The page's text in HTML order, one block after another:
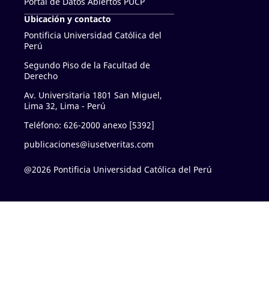
Ubicación y contacto
Pontificia Universidad Católica del
Perú
Segundo Piso de la Facultad de
Derecho
Av. Universitaria 1801 San Miguel,
Lima 32, Lima - Perú
Teléfono: 626-2000 anexo [5392]
publicaciones@iusetveritas.com
@2026 Pontificia Universidad Católica del Perú